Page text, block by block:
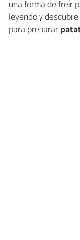
una forma de freír
leyendo y
para preparar